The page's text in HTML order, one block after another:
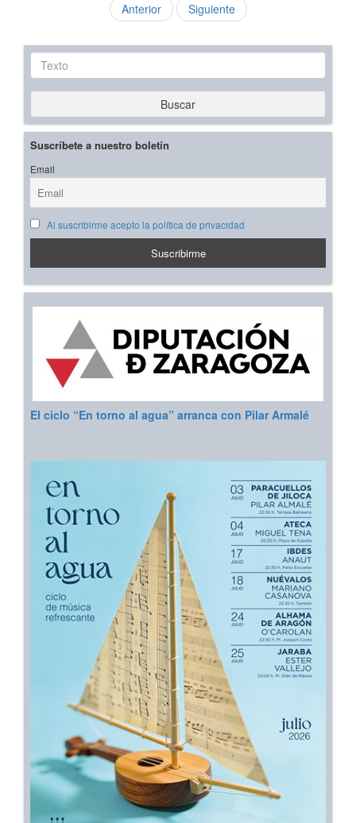
Anterior Siguiente
Texto
Buscar
Suscríbete a nuestro boletín
Email
Al suscribirme acepto la política de privacidad
El ciclo “En torno al agua” arranca con Pilar Armalé